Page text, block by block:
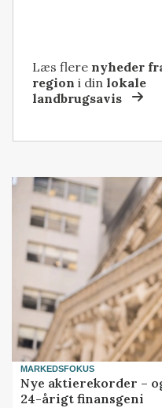
Læs flere nyheder
region i dinlokale
landbrugsavis
MARKEDSFOKUS
Nye aktierekorder –
24-årigt finansgeni